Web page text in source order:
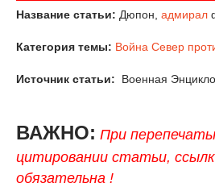
Название статьи: Дюпон, адмирал
Категория темы: Война Север
Источник статьи: Военная
ВАЖНО: При
цитировании статьи,
обязательна !